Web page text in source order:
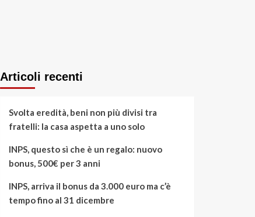
Articoli recenti
Svolta eredità, beni non più divisi tra
fratelli: la casa aspetta a uno solo
INPS, questo sì che è un regalo: nuovo
bonus, 500€ per 3 anni
INPS, arriva il bonus da 3.000 euro ma c’è
tempo fino al 31 dicembre